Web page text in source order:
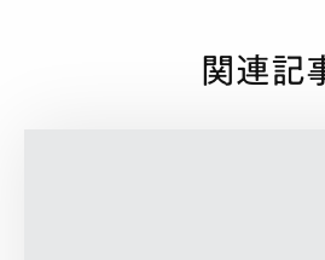
関連記